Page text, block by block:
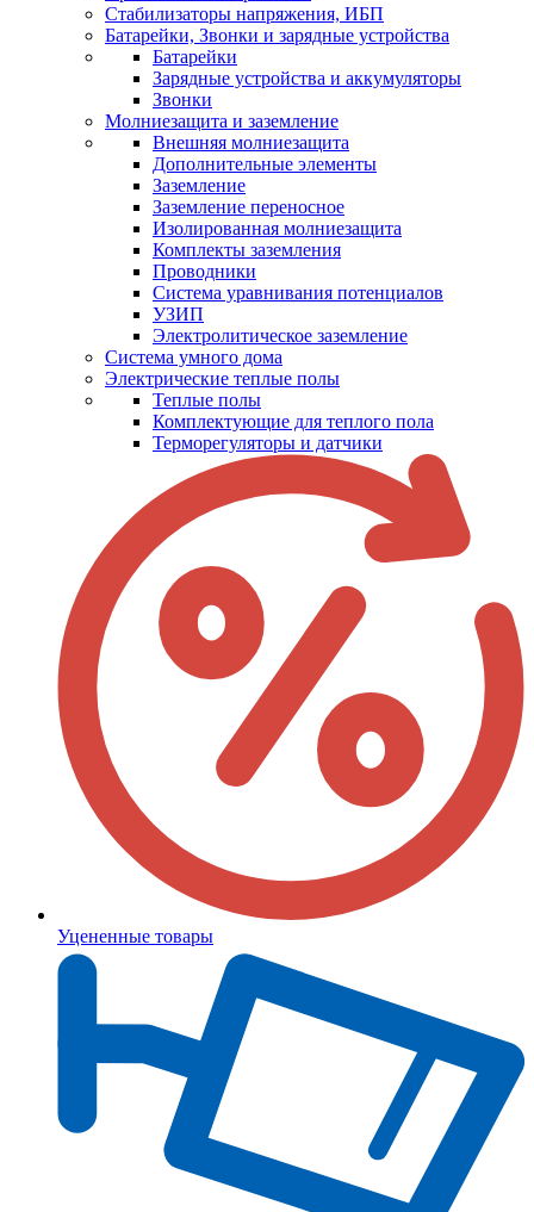
Стабилизаторы напряжения, ИБП
Батарейки, Звонки и зарядные устройства
Батарейки
Зарядные устройства и аккумуляторы
Звонки
Молниезащита и заземление
Внешняя молниезащита
Дополнительные элементы
Заземление
Заземление переносное
Изолированная молниезащита
Комплекты заземления
Проводники
Система уравнивания потенциалов
УЗИП
Электролитическое заземление
Система умного дома
Электрические теплые полы
Теплые полы
Комплектующие для теплого пола
Терморегуляторы и датчики
Уцененные товары